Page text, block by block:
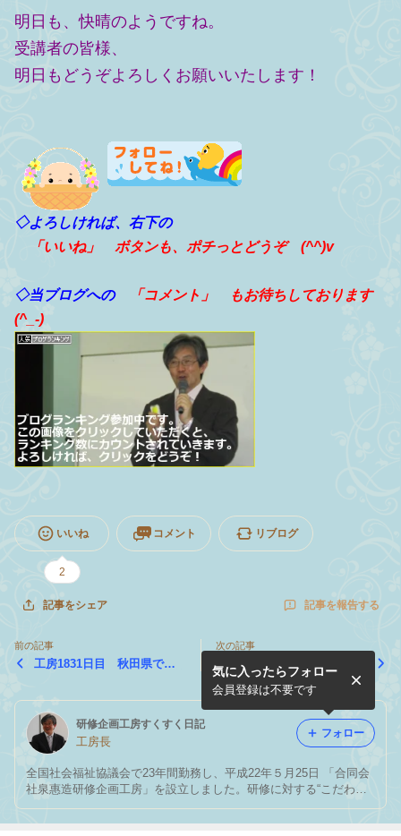
明日も、快晴のようですね。
受講者の皆様、
明日もどうぞよろしくお願いいたします！
◇よろしければ、右下の
「いいね」 ボタンも、ポチっとどうぞ (^^)v
◇当ブログへの「コメント」
もお待ちしております
(^_-)
いいね
2
コメント リブログ
記事をシェア 記事を報告する
前の記事
工房1831日目 秋田県で研
次の記事
工房1829日目 秋田県秋田
市に滞在中です
研修企画工房すくすく日記
工房長
全国社会福祉協議会で23年間勤務し、平成22年５月25日 「合同会
社泉惠造研修企画工房」を設立しました。研修に対する“こだわ
り”と “いつくしみ”を忘れずに、そしてお客様と共に悩み、共に創
り、共に喜びを 分かち合える研修パートナーをめざして、毎日頑
気に入ったらフォロー
会員登録は不要です
フォロー